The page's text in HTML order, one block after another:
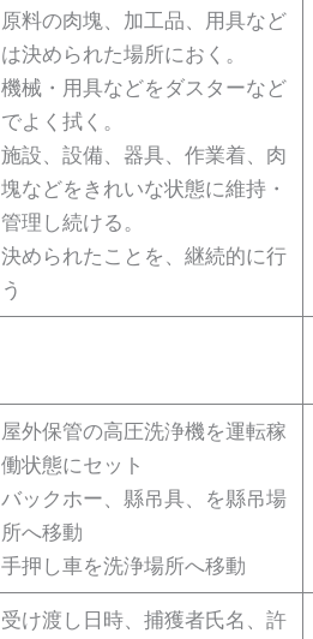
原料の肉塊、加工品、用具など
は決められた場所におく。
機械・用具などをダスターなど
でよく拭く。
施設、設備、器具、作業着、肉
塊などをきれいな状態に維持・
管理し続ける。
決められたことを、継続的に行
う
屋外保管の高圧洗浄機を運転稼
働状態にセット
バックホー、縣吊具、を縣吊場
所へ移動
手押し車を洗浄場所へ移動
受け渡し日時、捕獲者氏名、許